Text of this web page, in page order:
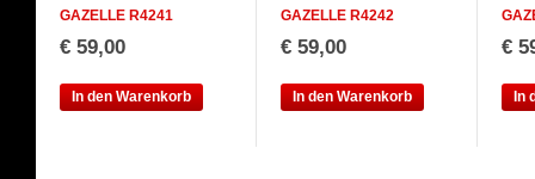
GAZELLE R4241
€ 59,00
In den Warenkorb
GAZELLE R4242
€ 59,00
In den Warenkorb
€
In